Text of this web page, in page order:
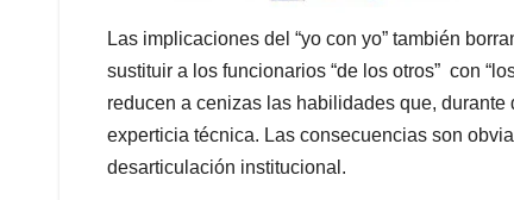
Las implicaciones del “yo con yo” también
sustituir a los funcionarios “de los otros” con
reducen a cenizas las habilidades que,
experticia técnica. Las consecuencias son
desarticulación institucional.